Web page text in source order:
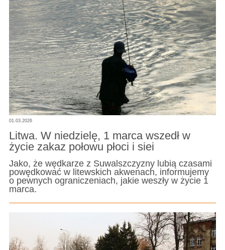
01.03.2026
Litwa. W niedzielę, 1 marca wszedł w
życie zakaz połowu płoci i siei
Jako, że wędkarze z Suwalszczyzny lubią czasami
powędkować w litewskich akwenach, informujemy
o pewnych ograniczeniach, jakie weszły w życie 1
marca.